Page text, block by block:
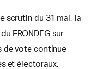
scrutin du 31 mai, la
FRONDEG sur
de vote continue
et électoraux.